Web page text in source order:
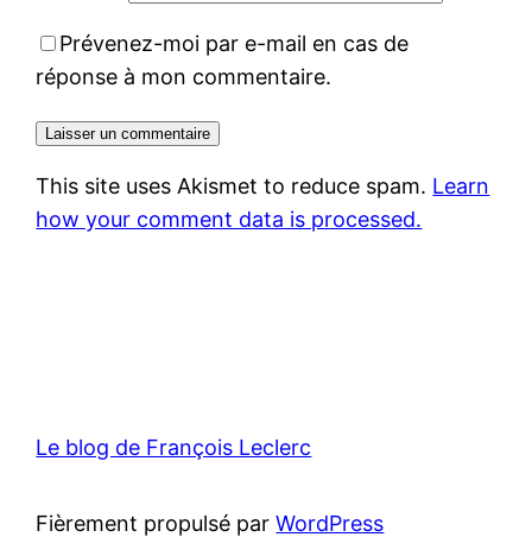
Prévenez-moi par e-mail en cas de
réponse à mon commentaire.
This site uses Akismet to reduce spam. Learn
how your comment data is processed.
Le blog de François Leclerc
Fièrement propulsé parWordPress